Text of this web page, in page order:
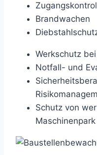
Brandwachen
Werkschutz
Notfall- und
Schutz von
Maschinenpark